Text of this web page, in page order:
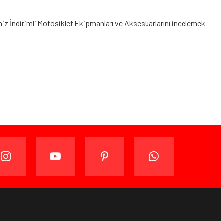
İndirimli Motosiklet Ekipmanları ve Aksesuarlarını incelemek
edebilir veya değiştirebilirsiniz.